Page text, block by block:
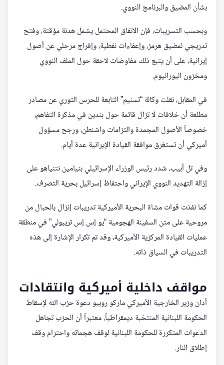
بشأن المضيق والبرنامج النووي.
وبحسب التسريبات، فإن الاتفاق المحتمل يشمل هدنة مؤقتة، وفتح
تدريجي لمضيق هرمز، وإعفاءات نفطية، وإفراج مرحلي عن أصول
إيرانية، على أن يتبع ذلك مفاوضات لاحقة حول الملف النووي
ومخزون اليورانيوم.
في المقابل، نقلت وكالة “تسنيم” التابعة للحرس الثوري عن مصادر
مطلعة أن خلافات لا تزال قائمة حول بندين في مذكرة التفاهم،
خصوصاً الأصول المجمدة والتزامات واشنطن، ورجح مسؤول
أميركي أن تستغرق موافقة القيادة الإيرانية عدة أيام.
وفي تل أبيب، شدد رئيس الوزراء الإسرائيلي بنيامين نتنياهو على
إزالة التهديد النووي الإيراني واحتفاظ إسرائيل بحرية التصرف.
كما نفذت قوات مشاة البحرية الأميركية تدريبات إنزال بالحبال من
مروحية على متن السفينة الهجومية “يو إس إس تريبولي” في منطقة
عمليات القيادة المركزية الأميركية، وقد تم تكرار الإشارة إلى هذه
التدريبات في السياق ذاته.
مواقف داخلية أميركية وانتقادات
أدان وزير الخارجية الأميركي ماركو روبيو دعوة حزب الله لإسقاط
الحكومة اللبنانية المنتخبة ديمقراطياً، معتبراً أن الحزب تجاهل
الدعوات المتكررة للحكومة اللبنانية لوقف هجماته واحترام وقف
إطلاق النار.